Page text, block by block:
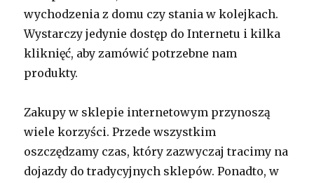
wychodzenia z domu czy stania w kolejkach.
Wystarczy jedynie dostęp do Internetu i kilka
kliknięć, aby zamówić potrzebne nam
produkty.
Zakupy w sklepie internetowym przynoszą
wiele korzyści. Przede wszystkim
oszczędzamy czas, który zazwyczaj tracimy na
dojazdy do tradycyjnych sklepów. Ponadto, w